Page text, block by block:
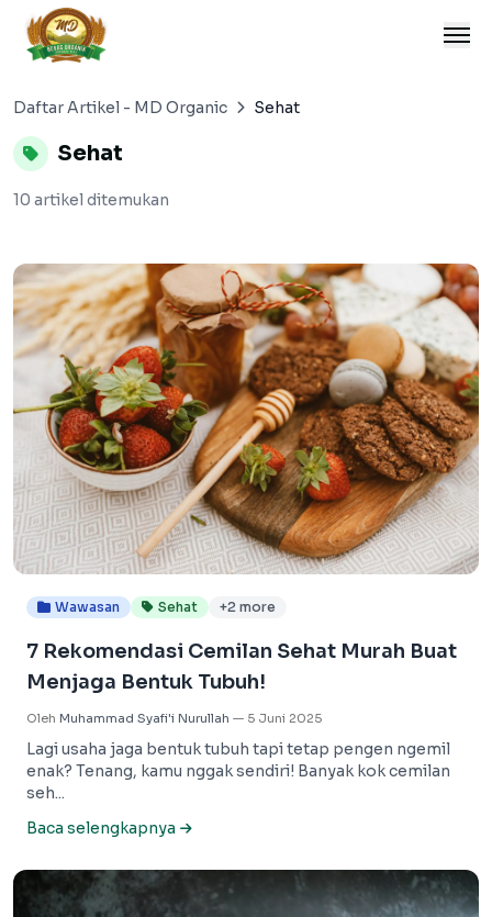
Daftar Artikel - MD Organic Sehat
Sehat
10 artikel ditemukan
Wawasan Sehat +2 more
7 Rekomendasi Cemilan Sehat Murah Buat
Menjaga Bentuk Tubuh!
Oleh Muhammad Syafi'i Nurullah — 5 Juni 2025
Lagi usaha jaga bentuk tubuh tapi tetap pengen ngemil
enak? Tenang, kamu nggak sendiri! Banyak kok cemilan
seh...
Baca selengkapnya